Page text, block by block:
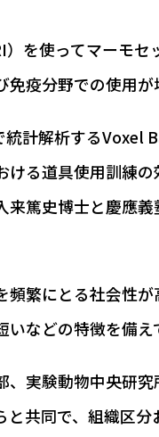
を使ってマーモ
疫分野での使用が
統計解析する
る道具使用訓練
篤史博士と慶應
繁にとる社会性
などの特徴を備え
実験動物中央研
共同で、組織区分